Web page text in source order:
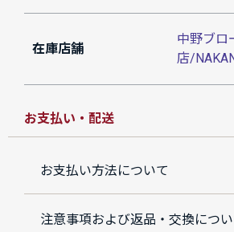
在庫店舗
中野ブロ
店/
お支払い・配送
お支払い方法について
注意事項および返品・交換につ